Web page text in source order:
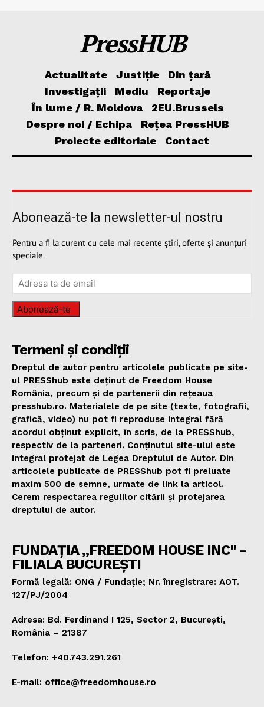
PressHUB
Actualitate Justiție
Din țară
Investigații
Mediu
Reportaje
În lume / R. Moldova
2EU.Brussels
Despre noi / Echipa
Rețea PressHUB
Proiecte editoriale
Contact
Abonează-te la newsletter-ul nostru
Pentru a fi la curent cu cele mai recente știri, oferte și anunțuri
speciale.
Abonează-te
Termeni și condiții
Dreptul de autor pentru articolele publicate pe site-
ul PRESShub este deținut de Freedom House
România, precum și de partenerii din rețeaua
presshub.ro. Materialele de pe site (texte, fotografii,
grafică, video) nu pot fi reproduse integral fără
acordul obținut explicit, în scris, de la PRESShub,
respectiv de la parteneri. Conținutul site-ului este
integral protejat de Legea Dreptului de Autor. Din
articolele publicate de PRESShub pot fi preluate
maxim 500 de semne, urmate de link la articol.
Cerem respectarea regulilor citării și protejarea
dreptului de autor.
FUNDAȚIA „FREEDOM HOUSE INC" -
FILIALA BUCUREȘTI
Formă legală: ONG / Fundație; Nr. înregistrare: AOT.
127/PJ/2004
Adresa: Bd. Ferdinand I 125, Sector 2, București,
România – 21387
Telefon: +40.743.291.261
E-mail: office@freedomhouse.ro